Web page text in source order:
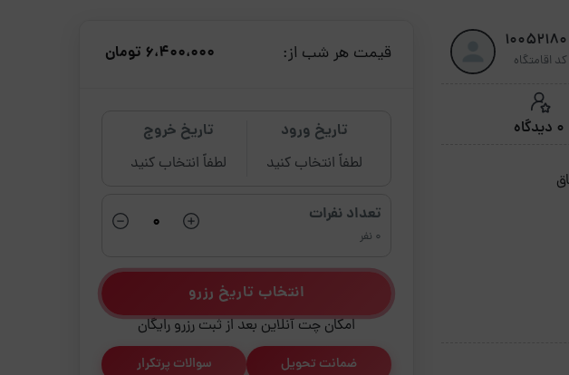
10052180
کد اقامتگاه
0 دیدگاه
قیمت هر شب از: 6،400،000 تومان
تاریخ ورود
لطفاً انتخاب کنید
تاریخ خروج
لطفاً انتخاب کنید
تعداد نفرات
0 نفر
انتخاب تاریخ رزرو
امکان چت آنلاین بعد از ثبت رزرو رایگان
ضمانت تحویل سوالات پرتکرار